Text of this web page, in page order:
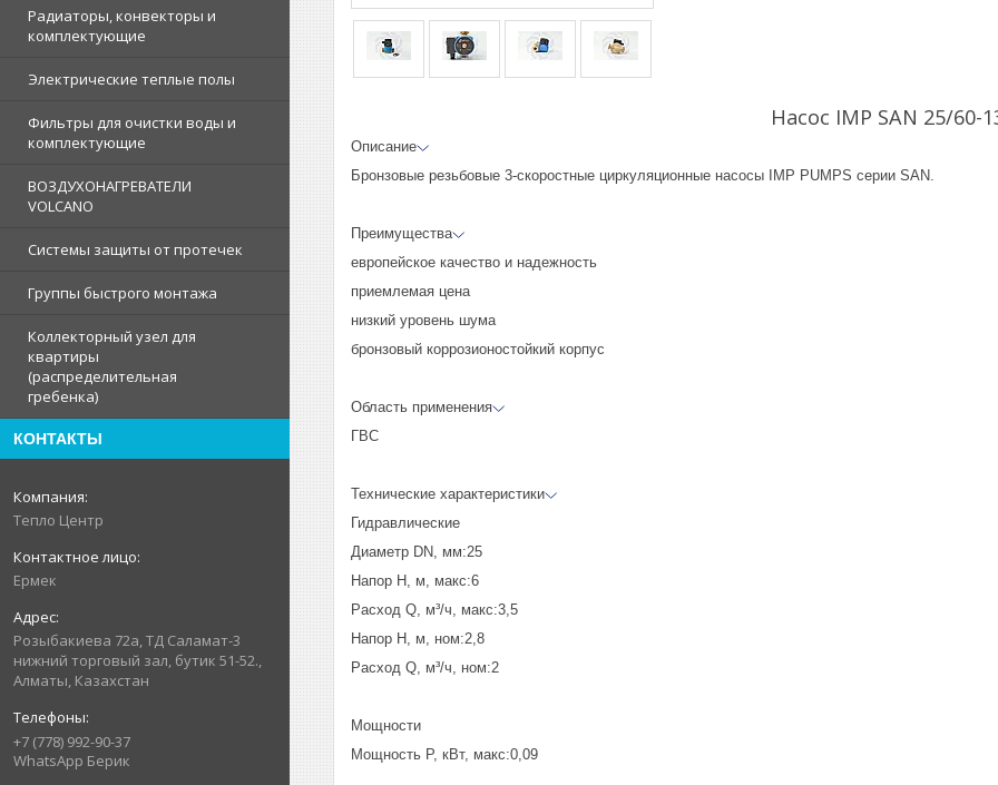
Радиаторы, конвекторы и
комплектующие
Электрические теплые полы
Фильтры для очистки воды и
комплектующие
ВОЗДУХОНАГРЕВАТЕЛИ
VOLCANO
Системы защиты от протечек
Группы быстрого монтажа
Коллекторный узел для
квартиры
(распределительная
гребенка)
КОНТАКТЫ
Тепло Центр
Ермек
Розыбакиева 72а, ТД Саламат-3
нижний торговый зал, бутик 51-52.,
Алматы, Казахстан
+7 (778) 992-90-37
WhatsApp Берик
Насос IMP SAN 25/60-
Описание
Бронзовые резьбовые 3-скоростные циркуляционные насосы IMP PUMPS серии SAN.
Преимущества
европейское качество и надежность
приемлемая цена
низкий уровень шума
бронзовый коррозионостойкий корпус
Область применения
ГВС
Технические характеристики
Гидравлические
Диаметр DN, мм:25
Напор H, м, макс:6
Расход Q, м³/ч, макс:3,5
Напор H, м, ном:2,8
Расход Q, м³/ч, ном:2
Мощности
Мощность P, кВт, макс:0,09